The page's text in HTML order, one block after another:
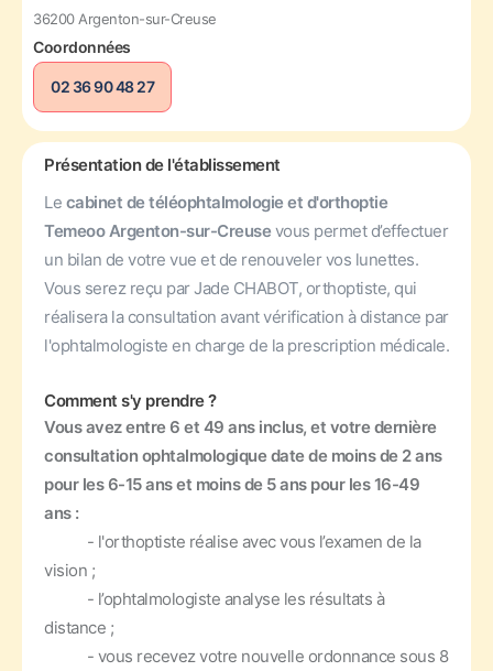
36200 Argenton-sur-Creuse
Coordonnées
02 36 90 48 27
Présentation de l'établissement
Le cabinet de téléophtalmologie et d'orthoptie
Temeoo Argenton-sur-Creuse vous permet d’effectuer
un bilan de votre vue et de renouveler vos lunettes.
Vous serez reçu par Jade CHABOT, orthoptiste, qui
réalisera la consultation avant vérification à distance par
l'ophtalmologiste en charge de la prescription médicale.
Comment s'y prendre ?
Vous avez entre 6 et 49 ans inclus, et votre dernière
consultation ophtalmologique date de moins de 2 ans
pour les 6-15 ans et moins de 5 ans pour les 16-49
ans :
- l'orthoptiste réalise avec vous l’examen de la
vision ;
- l’ophtalmologiste analyse les résultats à
distance ;
- vous recevez votre nouvelle ordonnance sous 8